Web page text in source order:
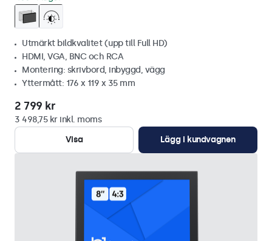
Utmärkt bildkvalitet (upp till Full HD)
HDMI, VGA, BNC och RCA
Montering: skrivbord, inbyggd, vägg
Yttermått: 176 x 119 x 35 mm
2 799 kr
3 498,75 kr inkl. moms
Visa
Lägg i kundvagnen